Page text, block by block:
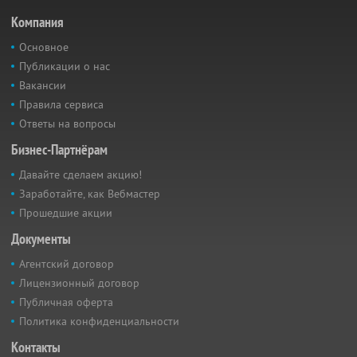
Компания
Основное
Публикации о нас
Вакансии
Правила сервиса
Ответы на вопросы
Бизнес-Партнёрам
Давайте сделаем акцию!
Заработайте, как Вебмастер
Прошедшие акции
Документы
Агентский договор
Лицензионный договор
Публичная оферта
Политика конфиденциальности
Контакты